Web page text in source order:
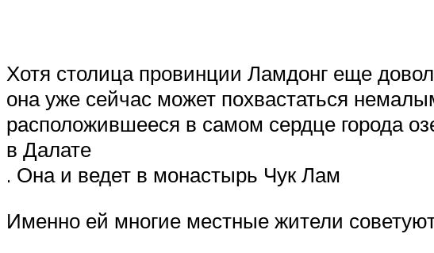
Хотя столица провинции Ламдонг еще
она уже сейчас может похвастаться
расположившееся в самом сердце города
в Далате
. Она и ведет в монастырь Чук Лам
Именно ей многие местные жители